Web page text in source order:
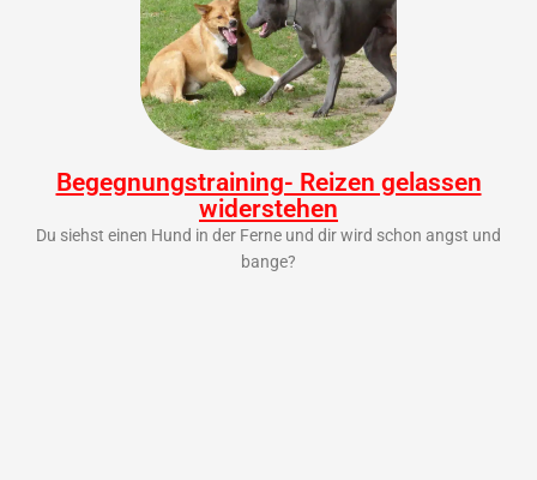
Begegnungstraining- Reizen gelassen
widerstehen
Du siehst einen Hund in der Ferne und dir wird schon angst und
bange?